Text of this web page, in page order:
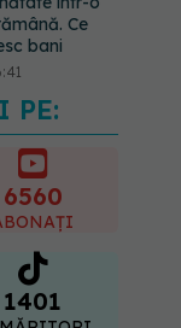
Ce
bani
ta
vârsta
este
al
PE:
6560
1401